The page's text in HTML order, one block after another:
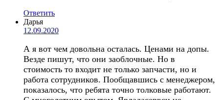
Ответить
Дарья
12.09.2020
А я вот чем довольна осталась. Ценами на допы.
Везде пишут, что они заоблочные. Но в
стоимость то входит не только запчасти, но и
работа сотрудников. Пообщавшись с менеджером,
показалось, что ребята точно толковые работают.